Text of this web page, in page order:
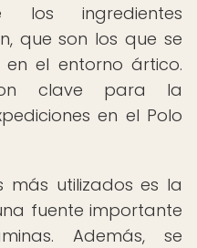
los ingredientes
que son los que se
en el entorno ártico.
clave para la
en el Polo
más utilizados es la
fuente importante
Además, se